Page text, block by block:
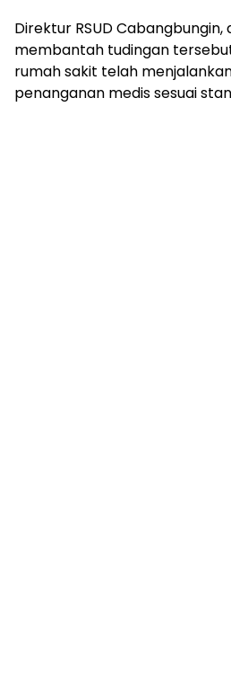
Direktur RSUD Cabangbungin,
membantah tudingan
rumah sakit telah
penanganan medis sesuai